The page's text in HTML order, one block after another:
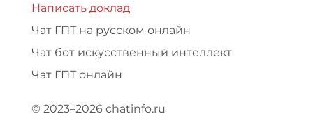
Написать доклад
Чат ГПТ на русском онлайн
Чат бот искусственный интеллект
Чат ГПТ онлайн
© 2023–2026 chatinfo.ru